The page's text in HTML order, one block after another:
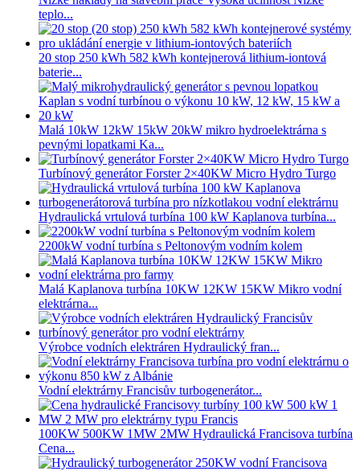
teplo...
20 stop 250 kWh 582 kWh kontejnerová lithium-iontová
baterie...
Malá 10kW 12kW 15kW 20kW mikro hydroelektrárna s
pevnými lopatkami Ka...
Turbínový generátor Forster 2×40KW Micro Hydro Turgo
Hydraulická vrtulová turbína 100 kW Kaplanova turbína...
2200kW vodní turbína s Peltonovým vodním kolem
Malá Kaplanova turbína 10KW 12KW 15KW Mikro vodní
elektrárna...
Výrobce vodních elektráren Hydraulický fran...
Vodní elektrárny Francisův turbogenerátor...
100KW 500KW 1MW 2MW Hydraulická Francisova turbína
Cena...